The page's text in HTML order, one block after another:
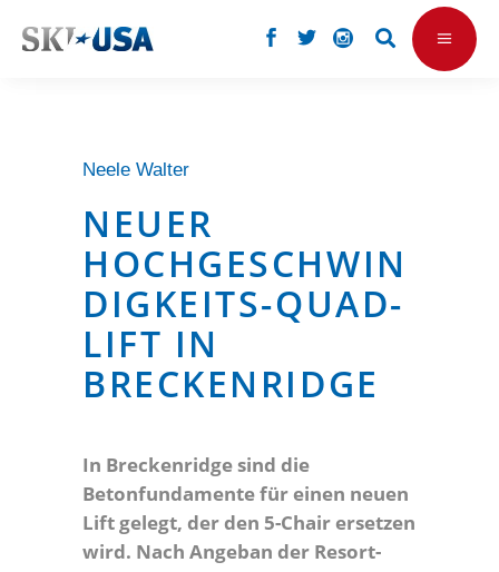
Neele Walter
NEUER
HOCHGESCHWIN
DIGKEITS-QUAD-
LIFT IN
BRECKENRIDGE
In Breckenridge sind die
Betonfundamente für einen neuen
Lift gelegt, der den 5-Chair ersetzen
wird. Nach Angeban der Resort-